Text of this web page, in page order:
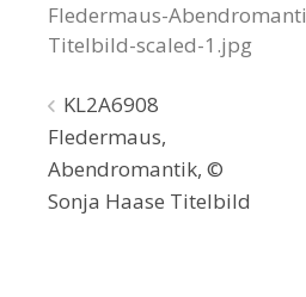
Fledermaus-
Titelbild-scaled-1.jpg
KL2A6908
Fledermaus,
Abendromantik, ©
Sonja Haase Titelbild